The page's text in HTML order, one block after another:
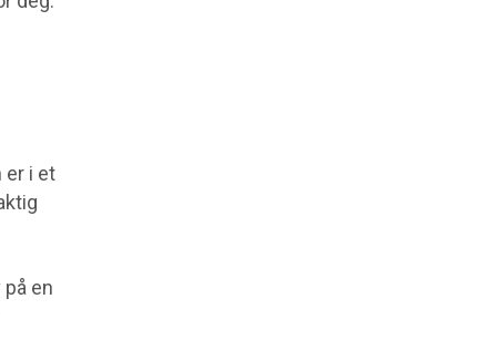
er i et
en